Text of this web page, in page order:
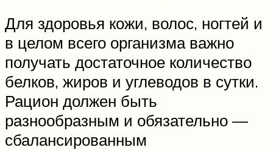
Для здоровья кожи, волос, ногтей и
в целом всего организма важно
получать достаточное количество
белков, жиров и углеводов в сутки.
Рацион должен быть
разнообразным и обязательно —
сбалансированным